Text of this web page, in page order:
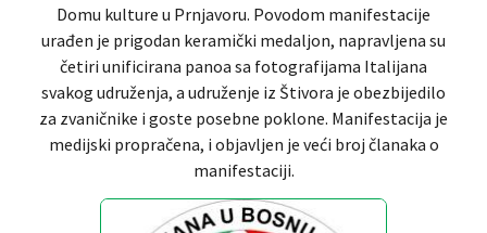
Domu kulture u Prnjavoru. Povodom manifestacije
urađen je prigodan keramički medaljon, napravljena su
četiri unificirana panoa sa fotografijama Italijana
svakog udruženja, a udruženje iz Štivora je obezbijedilo
za zvaničnike i goste posebne poklone. Manifestacija je
medijski propračena, i objavljen je veći broj članaka o
manifestaciji.